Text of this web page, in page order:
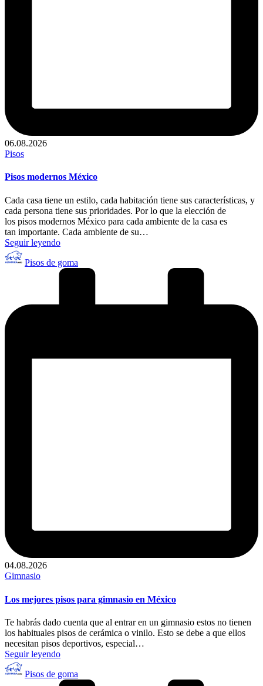
06.08.2026
Publicado
Pisos
Pisos modernos México
Cada casa tiene un estilo, cada habitación tiene sus características, y
cada persona tiene sus prioridades. Por lo que la elección de
los pisos modernos México para cada ambiente de la casa es
tan importante. Cada ambiente de su…
Seguir leyendo
Publicado
por
Pisos de goma
04.08.2026
Publicado
Gimnasio
Los mejores pisos para gimnasio en México
Te habrás dado cuenta que al entrar en un gimnasio estos no tienen
los habituales pisos de cerámica o vinilo. Esto se debe a que ellos
necesitan pisos deportivos, especial…
Seguir leyendo
Publicado
por
Pisos de goma